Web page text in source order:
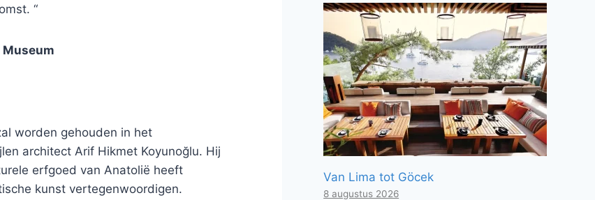
“
worden gehouden in het
architect Arif Hikmet Koyunoğlu. Hij
erfgoed van Anatolië heeft
kunst vertegenwoordigen.
Van Lima tot Göcek
8 augustus 2026